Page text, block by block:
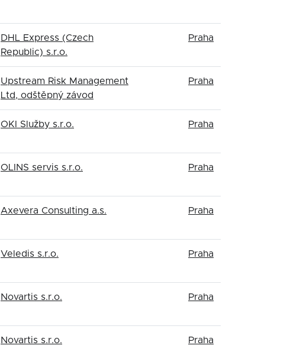
DHL Express (Czech
Republic) s.r.o.
Praha
Upstream Risk Management
Ltd, odštěpný závod
Praha
OKI Služby s.r.o. Praha
OLINS servis s.r.o. Praha
Axevera Consulting a.s. Praha
Veledis s.r.o. Praha
Novartis s.r.o. Praha
Novartis s.r.o. Praha